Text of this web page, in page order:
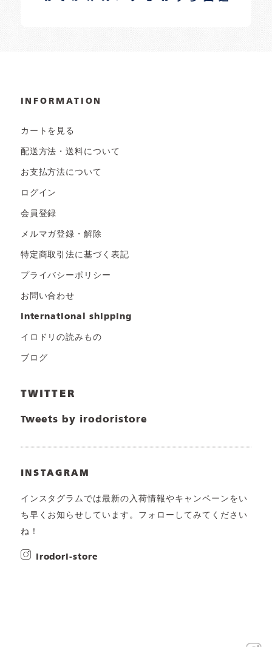
INFORMATION
カートを見る
配送方法・送料について
お支払方法について
ログイン
会員登録
メルマガ登録・解除
特定商取引法に基づく表記
プライバシーポリシー
お問い合わせ
international shipping
イロドリの読みもの
ブログ
TWITTER
Tweets by irodoristore
INSTAGRAM
インスタグラムでは最新の入荷情報やキャンペーンをい
ち早くお知らせしています。フォローしてみてください
ね！
irodori-store